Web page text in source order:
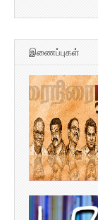
இணைப்புகள்